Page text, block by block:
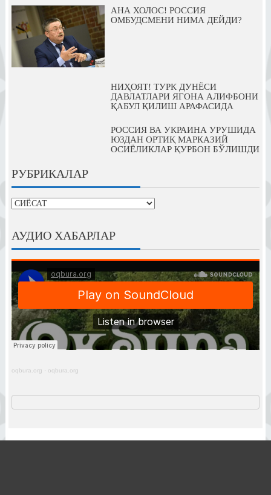
АНА ХОЛОС! РОССИЯ
ОМБУДСМЕНИ НИМА ДЕЙДИ?
НИҲОЯТ! ТУРК ДУНЁСИ
ДАВЛАТЛАРИ ЯГОНА АЛИФБОНИ
ҚАБУЛ ҚИЛИШ АРАФАСИДА
РОССИЯ ВА УКРАИНА УРУШИДА
ЮЗДАН ОРТИҚ МАРКАЗИЙ
ОСИЁЛИКЛАР ҚУРБОН БЎЛИШДИ
РУБРИКАЛАР
рубрикалар
АУДИО ХАБАРЛАР
oqbura.org · oqbura.org